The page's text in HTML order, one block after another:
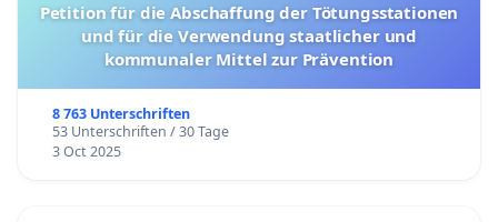
Petition für die Abschaffung der Tötungsstationen
und für die Verwendung staatlicher und
kommunaler Mittel zur Prävention
8 763 Unterschriften
53 Unterschriften / 30 Tage
3 Oct 2025